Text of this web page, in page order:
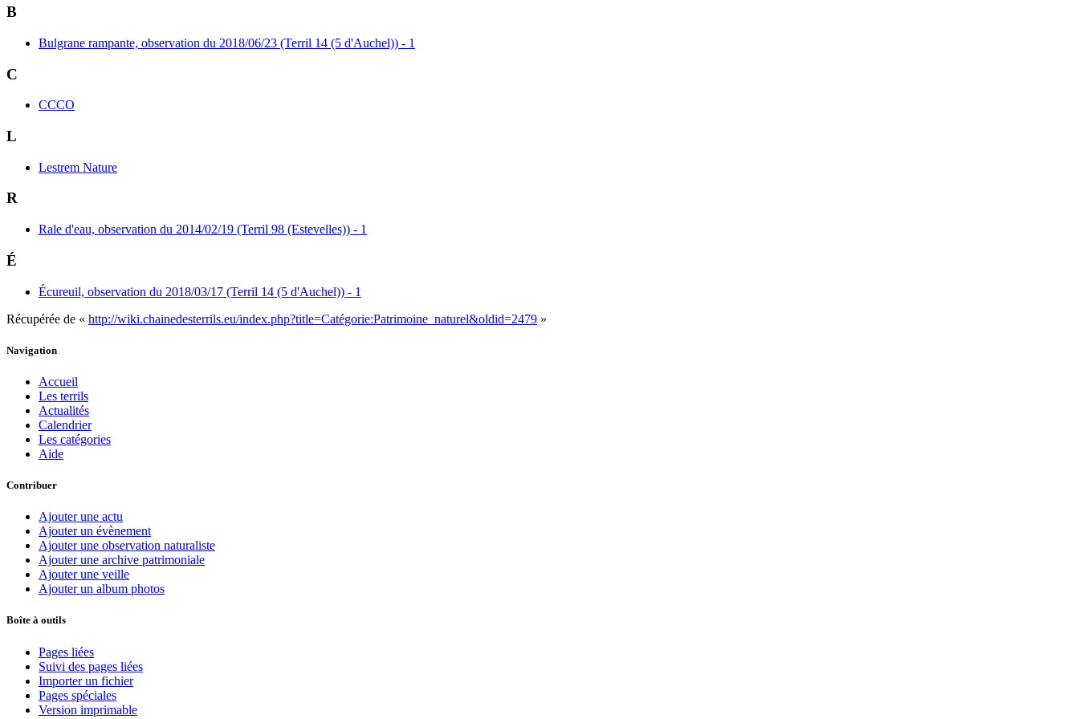
B
Bulgrane rampante, observation du 2018/06/23 (Terril 14 (5 d'Auchel)) - 1
C
CCCO
L
Lestrem Nature
R
Rale d'eau, observation du 2014/02/19 (Terril 98 (Estevelles)) - 1
É
Écureuil, observation du 2018/03/17 (Terril 14 (5 d'Auchel)) - 1
Récupérée de « http://wiki.chainedesterrils.eu/index.php?title=Catégorie:Patrimoine_naturel&oldid=2479 »
Navigation
Accueil
Les terrils
Actualités
Calendrier
Les catégories
Aide
Contribuer
Ajouter une actu
Ajouter un évènement
Ajouter une observation naturaliste
Ajouter une archive patrimoniale
Ajouter une veille
Ajouter un album photos
Boîte à outils
Pages liées
Suivi des pages liées
Importer un fichier
Pages spéciales
Version imprimable